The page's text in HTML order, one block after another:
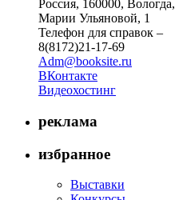
Россия, 160000, Вологда,
Марии Ульяновой, 1
Телефон для справок –
8(8172)21-17-69
Adm@booksite.ru
ВКонтакте
Видеохостинг
реклама
избранное
Выставки